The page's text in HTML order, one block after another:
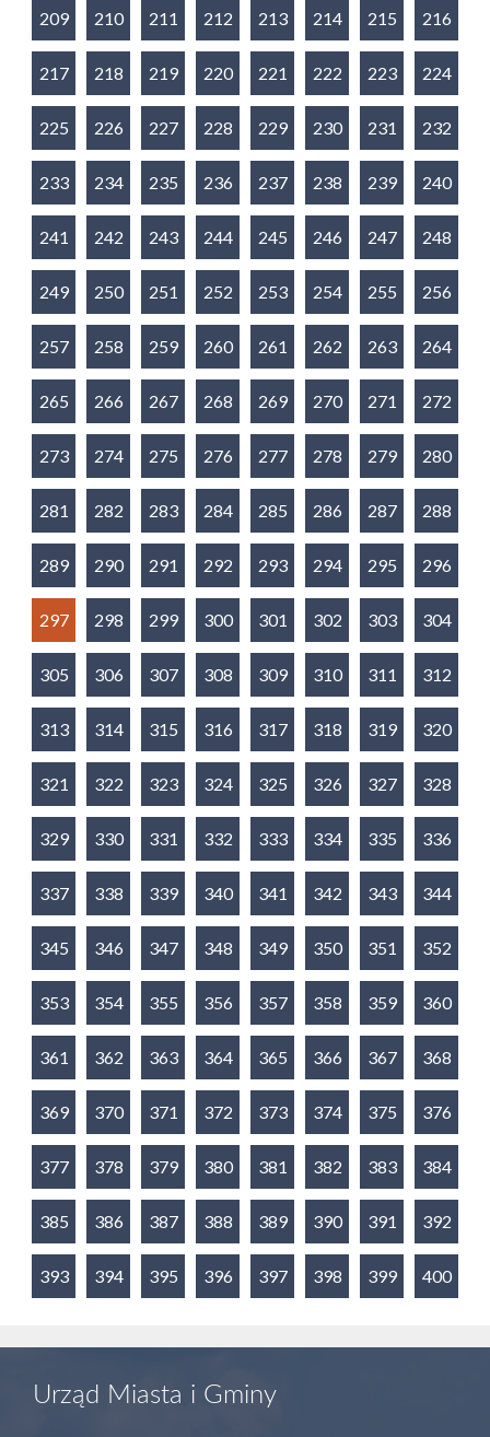
209 210 211 212 213 214 215 216
217 218 219 220 221 222 223 224
225 226 227 228 229 230 231 232
233 234 235 236 237 238 239 240
241 242 243 244 245 246 247 248
249 250 251 252 253 254 255 256
257 258 259 260 261 262 263 264
265 266 267 268 269 270 271 272
273 274 275 276 277 278 279 280
281 282 283 284 285 286 287 288
289 290 291 292 293 294 295 296
297 298 299 300 301 302 303 304
305 306 307 308 309 310 311 312
313 314 315 316 317 318 319 320
321 322 323 324 325 326 327 328
329 330 331 332 333 334 335 336
337 338 339 340 341 342 343 344
345 346 347 348 349 350 351 352
353 354 355 356 357 358 359 360
361 362 363 364 365 366 367 368
369 370 371 372 373 374 375 376
377 378 379 380 381 382 383 384
385 386 387 388 389 390 391 392
393 394 395 396 397 398 399 400
Urząd Miasta i Gminy